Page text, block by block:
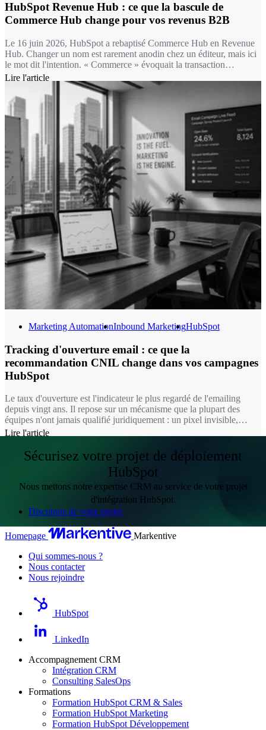
HubSpot Revenue Hub : ce que la bascule de
Commerce Hub change pour vos revenus B2B
Le 16 juin 2026, HubSpot a rebaptisé Commerce Hub en Revenue
Hub. Changer un nom est rarement anodin chez un éditeur, mais ici
le mot dit l'intention. « Commerce » évoquait la transaction
ponctuelle : un lien de paiement, une facture isolée. « Revenue »
désigne un flux continu, celui d'entreprises B2B qui renouvellent,
étendent, renégocient des contrats en permanence. La majorité de
nos clients vivent dans ce second monde, pas dans le premier.
Lire l'article
Marketing AutomationInbound MarketingHubSpot
Tracking d'ouverture email : ce que la
recommandation CNIL change dans vos campagnes
HubSpot
Le taux d'ouverture est l'indicateur le plus regardé de l'emailing
depuis vingt ans. Il repose sur un mécanisme que la plupart des
équipes n'ont jamais qualifié juridiquement : un pixel invisible,
chargé à l'ouverture du message. Depuis le 14 avril 2026, ce
pour une bonne partie de vos usages, mesurer une ouverture
suppose désormais le consentement du destinataire.
Lire l'article
Sécurisez votre projet de déploiement
HubSpot
Nous mettons notre expertise CRM au service de votre projet
d'intégration HubSpot.
Discutons de votre projet
Homepage
Markentive
Qui sommes-nous ?
Nous contacter
Nous rejoindre
HubSpot
LinkedIn
Accompagnement CRM
Intégration CRM
Consulting SalesOps
Formations
Formation HubSpot CRM & Sales
Formation HubSpot Marketing
Formation HubSpot Développement